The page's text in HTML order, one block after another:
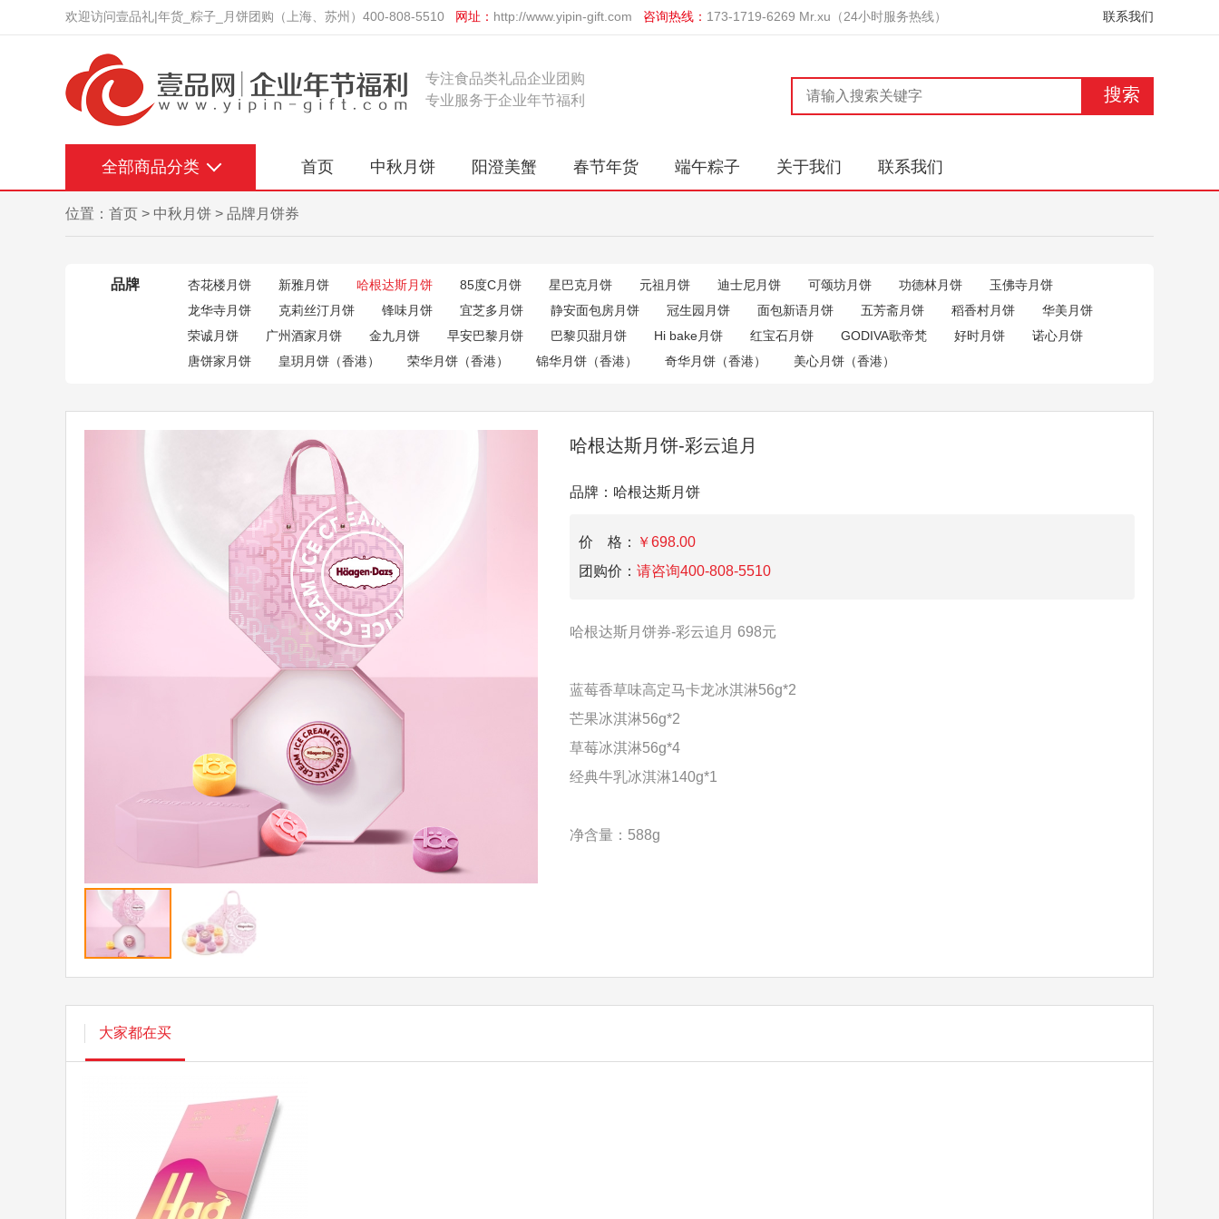
欢迎访问壹品礼|年货_粽子_月饼团购（上海、苏州）400-808-5510 网址： http://www.yipin-gift.com 咨询热线： 173-1719-6269 Mr.xu（24小时服务热线） 联系我们
专注食品类礼品企业团购
专业服务于企业年节福利
搜索
全部商品分类 首页 中秋月饼 阳澄美蟹 春节年货 端午粽子 关于我们 联系我们
位置： 首页 > 中秋月饼 > 品牌月饼券
品牌 杏花楼月饼 新雅月饼 哈根达斯月饼 85度C月饼 星巴克月饼 元祖月饼 迪士尼月饼 可颂坊月饼 功德林月饼
玉佛寺月饼
龙华寺月饼
克莉丝汀月饼 锋味月饼 宜芝多月饼 静安面包房月饼 冠生园月饼 面包新语月饼 五芳斋月饼 稻香村月饼
华美月饼
荣诚月饼
广州酒家月饼 金九月饼 早安巴黎月饼 巴黎贝甜月饼 Hi bake月饼 红宝石月饼 GODIVA歌帝梵 好时月饼
诺心月饼
唐饼家月饼
皇玥月饼（香港） 荣华月饼（香港） 锦华月饼（香港） 奇华月饼（香港） 美心月饼（香港）
哈根达斯月饼-彩云追月
品牌：哈根达斯月饼
价 格： ￥698.00
团购价： 请咨询400-808-5510
哈根达斯月饼券-彩云追月 698元
蓝莓香草味高定马卡龙冰淇淋56g*2
芒果冰淇淋56g*2
草莓冰淇淋56g*4
经典牛乳冰淇淋140g*1
净含量：588g
大家都在买